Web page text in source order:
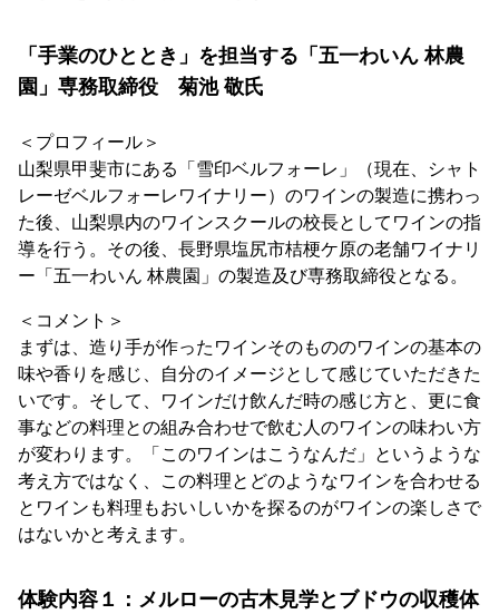
「手業のひととき」を担当する「五一わいん 林農
園」専務取締役 菊池 敬氏
＜プロフィール＞
山梨県甲斐市にある「雪印ベルフォーレ」（現在、シャト
レーゼベルフォーレワイナリー）のワインの製造に携わっ
た後、山梨県内のワインスクールの校長としてワインの指
導を行う。その後、長野県塩尻市桔梗ケ原の老舗ワイナリ
ー「五一わいん 林農園」の製造及び専務取締役となる。
＜コメント＞
まずは、造り手が作ったワインそのもののワインの基本の
味や香りを感じ、自分のイメージとして感じていただきた
いです。そして、ワインだけ飲んだ時の感じ方と、更に食
事などの料理との組み合わせで飲む人のワインの味わい方
が変わります。「このワインはこうなんだ」というような
考え方ではなく、この料理とどのようなワインを合わせる
とワインも料理もおいしいかを探るのがワインの楽しさで
はないかと考えます。
体験内容１：メルローの古木見学とブドウの収穫体